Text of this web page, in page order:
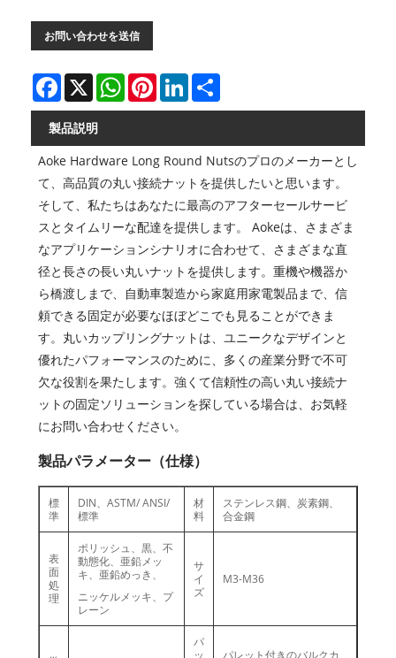
お問い合わせを送信
Facebook
X WhatsAppPinterestLinkedIn
製品説明
Aoke Hardware Long Round Nutsのプロのメーカーとし
て、高品質の丸い接続ナットを提供したいと思います。
そして、私たちはあなたに最高のアフターセールサービ
スとタイムリーな配達を提供します。 Aokeは、さまざま
なアプリケーションシナリオに合わせて、さまざまな直
径と長さの長い丸いナットを提供します。重機や機器か
ら橋渡しまで、自動車製造から家庭用家電製品まで、信
頼できる固定が必要なほぼどこでも見ることができま
す。丸いカップリングナットは、ユニークなデザインと
優れたパフォーマンスのために、多くの産業分野で不可
欠な役割を果たします。強くて信頼性の高い丸い接続ナ
ットの固定ソリューションを探している場合は、お気軽
にお問い合わせください。
製品パラメーター（仕様）
標
準
DIN、ASTM/ ANSI/
標準
材
料
ステンレス鋼、炭素鋼、
合金鋼
表
面
処
理
ポリッシュ、黒、不
動態化、亜鉛メッ
キ、亜鉛めっき、
ニッケルメッキ、プ
レーン
サ
イ
ズ
M3-M36
パ
ッ
パレット付きのバルクカ